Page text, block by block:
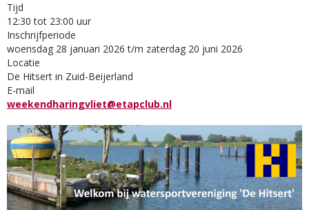
Tijd
12:30 tot 23:00 uur
Inschrijfperiode
woensdag 28 januari 2026 t/m zaterdag 20 juni 2026
Locatie
De Hitsert in Zuid-Beijerland
E-mail
weekendharingvliet@etapclub.nl